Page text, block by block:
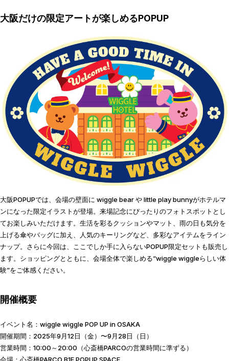
大阪だけの限定アートが楽しめるPOPUP
大阪POPUPでは、会場の壁面に wiggle bear や little play bunnyがホテルマ
ンになった限定イラストが登場。来場記念にぴったりのフォトスポットとし
てお楽しみいただけます。生活を彩るクッションやマット、雨の日も気分を
上げる傘やバッグに加え、人気のキーリングなど、多彩なアイテムをライン
ナップ。さらに今回は、ここでしか手に入らないPOPUP限定セットも販売し
ます。ショッピングとともに、会場全体で楽しめる“wiggle wiggleらしい体
験”をご体感ください。
開催概要
イベント名：wiggle wiggle POP UP in OSAKA
開催期間：2025年9月12日（金）〜9月28日（日）
営業時間：10:00～20:00（心斎橋PARCOの営業時間に準ずる）